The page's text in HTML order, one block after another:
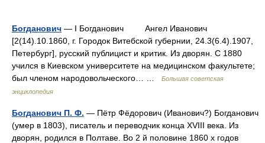
Богданович — I Богданович Ангел Иванович
[2(14).10.1860, г. Городок Витебской губернии, 24.3(6.4).1907,
Петербург], русский публицист и критик. Из дворян. С 1880
учился в Киевском университете на медицинском факультете;
был членом народовольческого… …
Большая советская
энциклопедия
Богданович П. Ф. — Пётр Фёдорович (Иванович?) Богданович
(умер в 1803), писатель и переводчик конца XVIII века. Из
дворян, родился в Полтаве. Во 2 й половине 1860 х годов